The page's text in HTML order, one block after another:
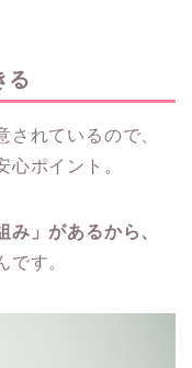
る
れているので、
ポイント。
み」があるから、
です。